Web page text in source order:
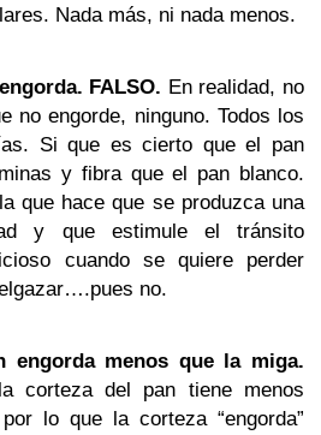
Nada más, ni nada menos.
FALSO. En realidad, no
no engorde, ninguno. Todos los
Si que es cierto que el pan
y fibra que el pan blanco.
que hace que se produzca una
y que estimule el tránsito
cuando se quiere perder
no.
engorda menos que la miga.
corteza del pan tiene menos
lo que la corteza “engorda”